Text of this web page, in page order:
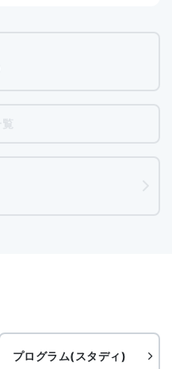
プログラム(スタディ)